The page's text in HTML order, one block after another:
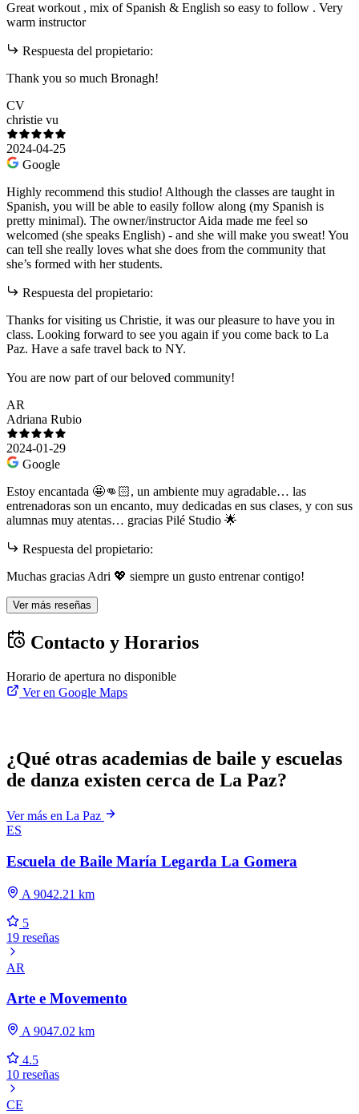
Great workout , mix of Spanish & English so easy to follow . Very
warm instructor
Respuesta del propietario:
Thank you so much Bronagh!
CV
christie vu
2024-04-25
Google
Highly recommend this studio! Although the classes are taught in
Spanish, you will be able to easily follow along (my Spanish is
pretty minimal). The owner/instructor Aida made me feel so
welcomed (she speaks English) - and she will make you sweat! You
can tell she really loves what she does from the community that
she’s formed with her students.
Respuesta del propietario:
Thanks for visiting us Christie, it was our pleasure to have you in
class. Looking forward to see you again if you come back to La
Paz. Have a safe travel back to NY.
You are now part of our beloved community!
AR
Adriana Rubio
2024-01-29
Google
Estoy encantada 🤩👊🏻, un ambiente muy agradable… las
entrenadoras son un encanto, muy dedicadas en sus clases, y con sus
alumnas muy atentas… gracias Pilé Studio 🌟
Respuesta del propietario:
Muchas gracias Adri 💖 siempre un gusto entrenar contigo!
Ver más reseñas
Contacto y Horarios
Horario de apertura no disponible
Ver en Google Maps
¿Qué otras academias de baile y escuelas
de danza existen cerca de La Paz?
Ver más en La Paz
ES
Escuela de Baile María Legarda La Gomera
A 9042.21 km
5
19 reseñas
AR
Arte e Movemento
A 9047.02 km
4.5
10 reseñas
CE